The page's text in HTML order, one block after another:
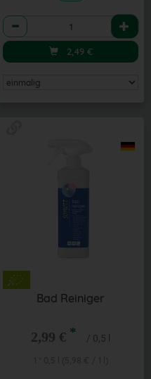
Anzahl
2,49 €
Bad Reiniger
2,99 € * / 0,5 l